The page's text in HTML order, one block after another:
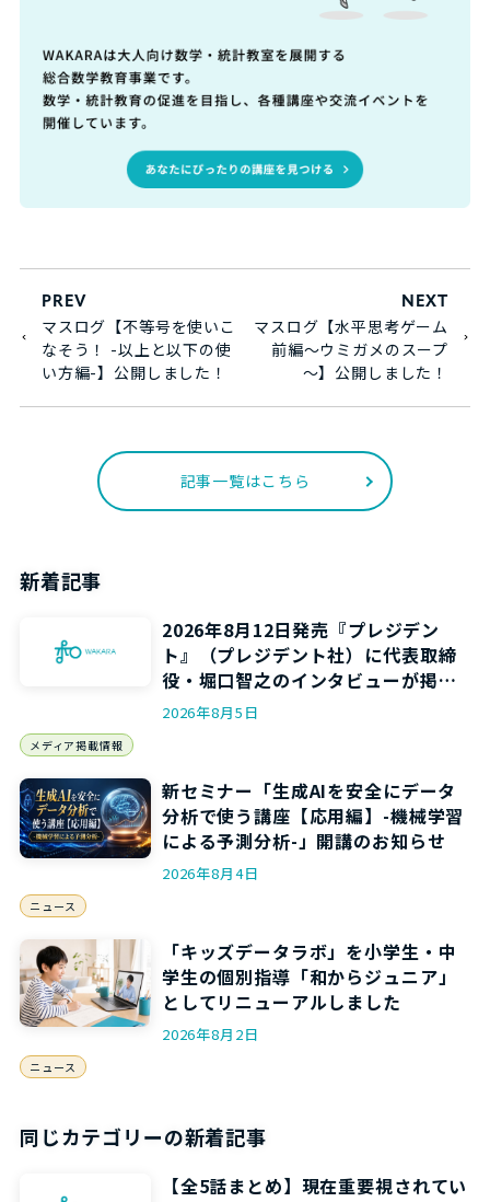
PREV
マスログ【不等号を使いこ
なそう！ -以上と以下の使
い方編-】公開しました！
NEXT
マスログ【水平思考ゲーム
前編～ウミガメのスープ
～】公開しました！
記事一覧はこちら
新着記事
2026年8月12日発売『プレジデン
ト』（プレジデント社）に代表取締
役・堀口智之のインタビューが掲載
されます
2026年8月5日
メディア掲載情報
新セミナー「生成AIを安全にデータ
分析で使う講座【応用編】-機械学習
による予測分析-」開講のお知らせ
2026年8月4日
ニュース
「キッズデータラボ」を小学生・中
学生の個別指導「和からジュニア」
としてリニューアルしました
2026年8月2日
ニュース
同じカテゴリーの新着記事
【全5話まとめ】現在重要視されてい